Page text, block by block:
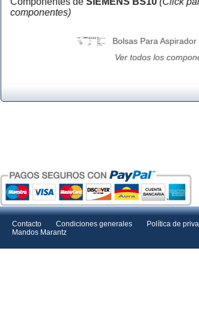
componentes)
Bolsas Para Aspirador
Ver todos los
Contacto Condiciones generales Política de
Mandos Marantz